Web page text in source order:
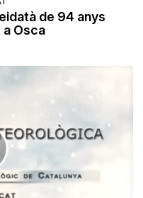
de 94 anys
Osca